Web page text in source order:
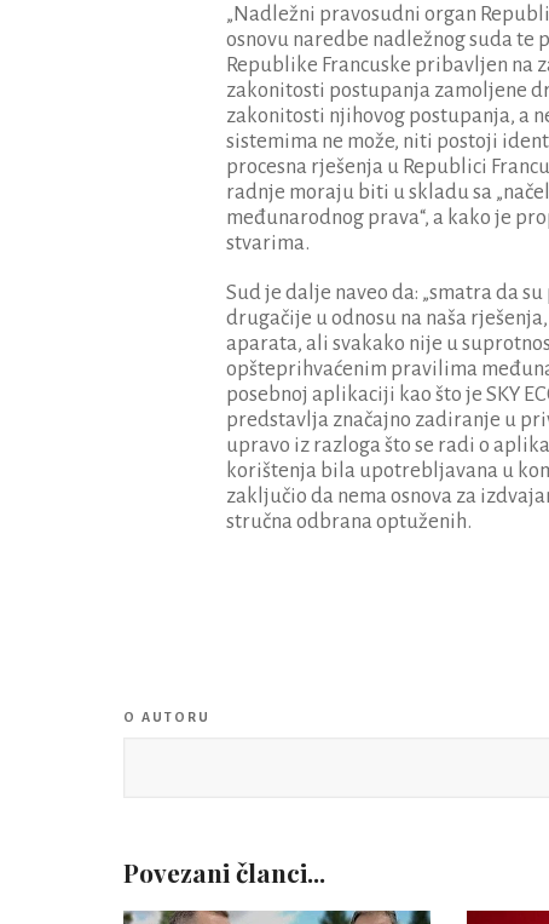
„Nadležni pravosudni organ
osnovu naredbe nadležnog suda te
Republike Francuske pribavljen na
zakonitosti postupanja zamoljene
zakonitosti njihovog postupanja, a
sistemima ne može, niti postoji
procesna rješenja u Republici
radnje moraju biti u skladu sa
međunarodnog prava“, a kako je
stvarima.
Sud je dalje naveo da: „smatra da
drugačije u odnosu na naša
aparata, ali svakako nije u
opšteprihvaćenim pravilima
posebnoj aplikaciji kao što je SKY
predstavlja značajno zadiranje u
upravo iz razloga što se radi o
korištenja bila upotrebljavana u
zaključio da nema osnova za
stručna odbrana optuženih.
O AUTORU
Povezani članci...